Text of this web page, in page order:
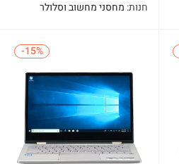
חנות: מחסני מחשוב וסלולר
-15%